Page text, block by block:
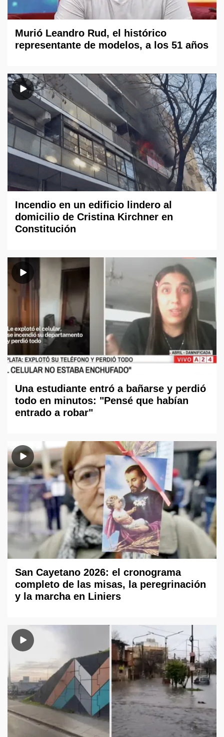
Murió Leandro Rud, el histórico
representante de modelos, a los 51 años
Incendio en un edificio lindero al
domicilio de Cristina Kirchner en
Constitución
Una estudiante entró a bañarse y perdió
todo en minutos: "Pensé que habían
entrado a robar"
San Cayetano 2026: el cronograma
completo de las misas, la peregrinación
y la marcha en Liniers